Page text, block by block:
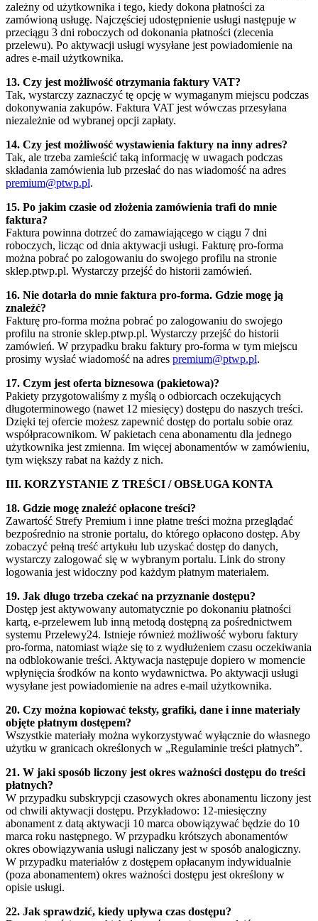
zależny od użytkownika i tego, kiedy dokona płatności za
zamówioną usługę. Najczęściej udostępnienie usługi następuje w
przeciągu 3 dni roboczych od dokonania płatności (zlecenia
przelewu). Po aktywacji usługi wysyłane jest powiadomienie na
adres e-mail użytkownika.
13. Czy jest możliwość otrzymania faktury VAT?
Tak, wystarczy zaznaczyć tę opcję w wymaganym miejscu podczas
dokonywania zakupów. Faktura VAT jest wówczas przesyłana
niezależnie od wybranej opcji zapłaty.
14. Czy jest możliwość wystawienia faktury na inny adres?
Tak, ale trzeba zamieścić taką informację w uwagach podczas
składania zamówienia lub przesłać do nas wiadomość na adres
premium@ptwp.pl.
15. Po jakim czasie od złożenia zamówienia trafi do mnie
faktura?
Faktura powinna dotrzeć do zamawiającego w ciągu 7 dni
roboczych, licząc od dnia aktywacji usługi. Fakturę pro-forma
można pobrać po zalogowaniu do swojego profilu na stronie
sklep.ptwp.pl. Wystarczy przejść do historii zamówień.
16. Nie dotarła do mnie faktura pro-forma. Gdzie mogę ją
znaleźć?
Fakturę pro-forma można pobrać po zalogowaniu do swojego
profilu na stronie sklep.ptwp.pl. Wystarczy przejść do historii
zamówień. W przypadku braku faktury pro-forma w tym miejscu
prosimy wysłać wiadomość na adres premium@ptwp.pl.
17. Czym jest oferta biznesowa (pakietowa)?
Pakiety przygotowaliśmy z myślą o odbiorcach oczekujących
długoterminowego (nawet 12 miesięcy) dostępu do naszych treści.
Dzięki tej ofercie możesz zapewnić dostęp do portalu sobie oraz
współpracownikom. W pakietach cena abonamentu dla jednego
użytkownika jest zmienna. Im więcej abonamentów w zamówieniu,
tym większy rabat na każdy z nich.
III. KORZYSTANIE Z TREŚCI / OBSŁUGA KONTA
18. Gdzie mogę znaleźć opłacone treści?
Zawartość Strefy Premium i inne płatne treści można przeglądać
bezpośrednio na stronie portalu, do którego opłacono dostęp. Aby
zobaczyć pełną treść artykułu lub uzyskać dostęp do danych,
wystarczy zalogować się w wybranym portalu. Link do strony
logowania jest widoczny pod każdym płatnym materiałem.
19. Jak długo trzeba czekać na przyznanie dostępu?
Dostęp jest aktywowany automatycznie po dokonaniu płatności
kartą, e-przelewem lub inną metodą dostępną za pośrednictwem
systemu Przelewy24. Istnieje również możliwość wyboru faktury
pro-forma, natomiast wiąże się to z wydłużeniem czasu oczekiwania
na odblokowanie treści. Aktywacja następuje dopiero w momencie
wpłynięcia środków na konto wydawnictwa. Po aktywacji usługi
wysyłane jest powiadomienie na adres e-mail użytkownika.
20. Czy można kopiować teksty, grafiki, dane i inne materiały
objęte płatnym dostępem?
Wszystkie materiały można wykorzystywać wyłącznie do własnego
użytku w granicach określonych w „Regulaminie treści płatnych”.
21. W jaki sposób liczony jest okres ważności dostępu do treści
płatnych?
W przypadku subskrypcji czasowych okres abonamentu liczony jest
od chwili aktywacji dostępu. Przykładowo: 12-miesięczny
abonament z datą aktywacji 10 marca obowiązywać będzie do 10
marca roku następnego. W przypadku krótszych abonamentów
okres obowiązywania usługi naliczany jest w sposób analogiczny.
W przypadku materiałów z dostępem opłacanym indywidualnie
(poza abonamentem) okres ważności dostępu jest określony w
opisie usługi.
22. Jak sprawdzić, kiedy upływa czas dostępu?